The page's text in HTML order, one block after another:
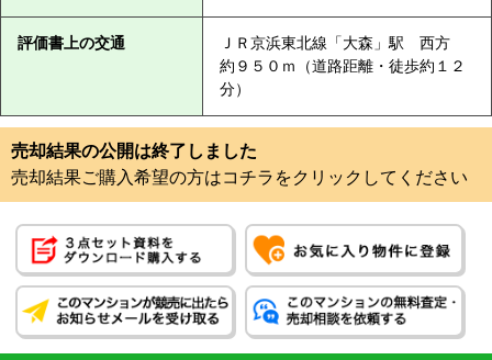
評価書上の交通
ＪＲ京浜東北線「大森」駅 西方
約９５０ｍ（道路距離・徒歩約１２
分）
売却結果の公開は終了しました
売却結果ご購入希望の方はコチラをクリックしてください